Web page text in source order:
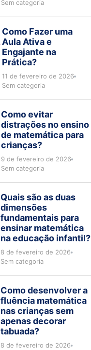
Sem categoria
Como Fazer uma
Aula Ativa e
Engajante na
Prática?
11 de fevereiro de 2026
Sem categoria
Como evitar
distrações no ensino
de matemática para
crianças?
9 de fevereiro de 2026
Sem categoria
Quais são as duas
dimensões
fundamentais para
ensinar matemática
na educação infantil?
8 de fevereiro de 2026
Sem categoria
Como desenvolver a
fluência matemática
nas crianças sem
apenas decorar
tabuada?
8 de fevereiro de 2026